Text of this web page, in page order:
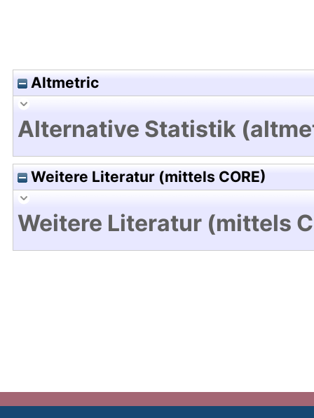
Altmetric
Alternative Statistik
Weitere Literatur (mittels CORE)
Weitere Literatur (mittels